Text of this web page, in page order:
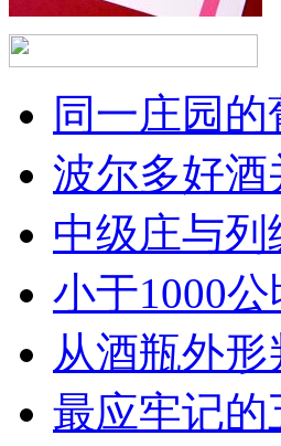
同一庄园
波尔多好
中级庄与
小于1000
从酒瓶外
最应牢记